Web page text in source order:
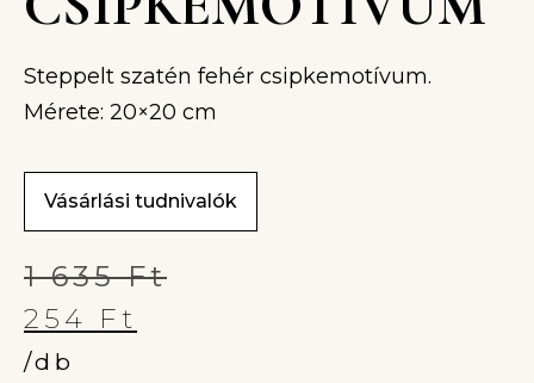
Steppelt szatén fehér csipkemotívum.
Mérete: 20×20 cm
Vásárlási tudnivalók
1 635Ft
254 Ft
/db